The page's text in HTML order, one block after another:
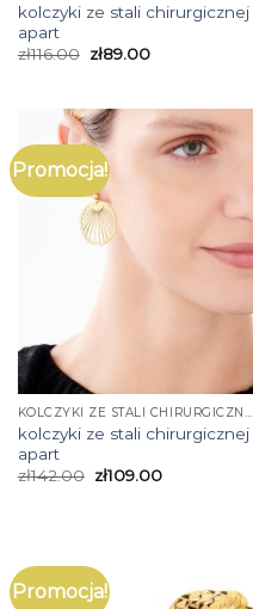
kolczyki ze stali chirurgicznej
apart
zł116.00 zł89.00
Promocja!
KOLCZYKI ZE STALI CHIRURGICZNEJ APART
kolczyki ze stali chirurgicznej
apart
zł142.00 zł109.00
Promocja!